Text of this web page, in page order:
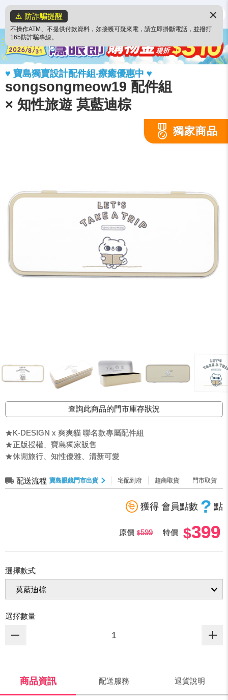
⚠️ 防詐騙提醒
不操作ATM、不提供付款資料，如接獲可疑來電，請立即掛斷電話，並撥打
165防詐騙專線。
✕
♥ 寶島獨賣設計配件組‧療癒優惠中 ♥
songsongmeow19 配件組
× 知性旅遊 莫藍迪棕
查詢此商品的門市庫存狀況
★K-DESIGN x 爽爽貓 聯名款專屬配件組
★正版授權、寶島獨家販售
★休閒旅行、知性優雅、清新可愛
配送流程 寶島眼鏡門市出貨 宅配到府 超商取貨 門市取貨
獲得 會員點數 ? 點
原價 599 特價 399
選擇款式
選擇數量
商品資訊 配送服務 退貨說明